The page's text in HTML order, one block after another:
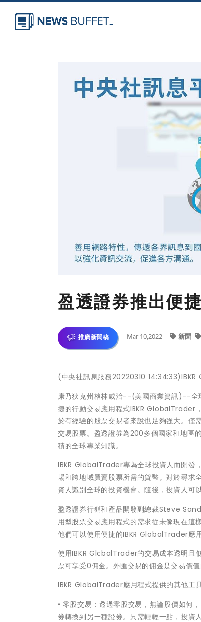
盈透證券推出便
推廣新聞稿 Mar 10,2022 新聞
(中央社訊息服務20220310 14:34:33)IBKR
康乃狄克州格林威治--(美國商業資訊)--
捷的行動交易應用程式IBKR GlobalTrader
於有經驗的股票交易者來說也足夠強大。僅
交易股票。盈透證券為200多個國家和地區
積的全球專業知識。
IBKR GlobalTrader專為全球投資人而開發
場和跨地域買賣股票所需的貨幣。對於尋
資人識別全球的投資機會。隨後，投資人可
盈透證券行銷和產品開發副總裁Steve
用型股票交易應用程式的需求從未像現在
他們可以使用便捷的IBKR GlobalTrader應
使用IBKR GlobalTrader的交易成本透明且
票可享受0佣金。外匯交易的佣金是交易價
IBKR GlobalTrader應用程式提供的其他工
• 零股交易：透過零股交易，無論股價如何
券轉換到另一種證券。只需輕輕一點，投資